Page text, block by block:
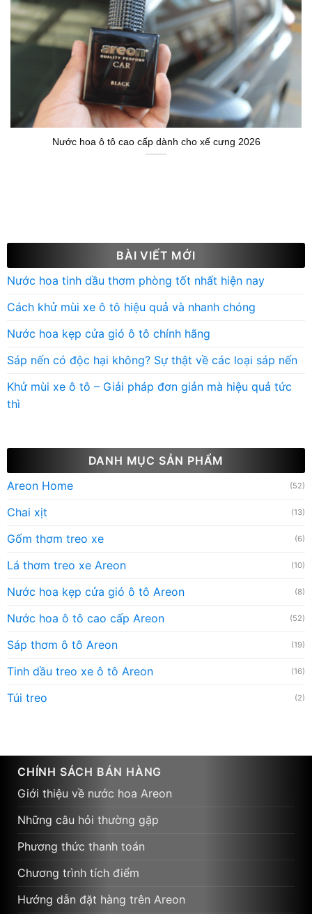
Nước hoa ô tô cao cấp dành cho xế cưng 2026
BÀI VIẾT MỚI
Nước hoa tinh dầu thơm phòng tốt nhất hiện nay
Cách khử mùi xe ô tô hiệu quả và nhanh chóng
Nước hoa kẹp cửa gió ô tô chính hãng
Sáp nến có độc hại không? Sự thật về các loại sáp nến
Khử mùi xe ô tô – Giải pháp đơn giản mà hiệu quả tức
thì
DANH MỤC SẢN PHẨM
Areon Home
(52)
Chai xịt (13)
Gốm thơm treo xe (6)
Lá thơm treo xe Areon (10)
Nước hoa kẹp cửa gió ô tô Areon (8)
Nước hoa ô tô cao cấp Areon (52)
Sáp thơm ô tô Areon (19)
Tinh dầu treo xe ô tô Areon (16)
Túi treo (2)
CHÍNH SÁCH BÁN HÀNG
Giới thiệu về nước hoa Areon
Những câu hỏi thường gặp
Phương thức thanh toán
Chương trình tích điểm
Hướng dẫn đặt hàng trên Areon